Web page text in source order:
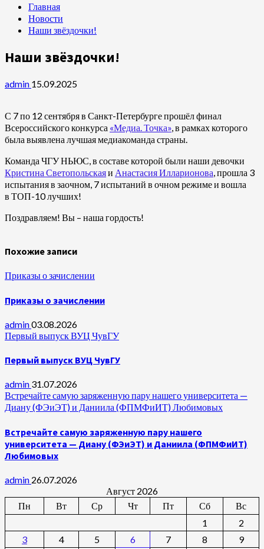
Главная
Новости
Наши звёздочки!
Наши звёздочки!
admin 15.09.2025
С 7 по 12 сентября в Санкт-Петербурге прошёл финал
Всероссийского конкурса «Медиа. Точка», в рамках которого
была выявлена лучшая медиакоманда страны.
Команда ЧГУ НЬЮС, в составе которой были наши девочки
Кристина Светопольскаяи Анастасия Илларионова, прошла 3
испытания в заочном, 7 испытаний в очном режиме и вошла
в ТОП-10 лучших!
Поздравляем! Вы – наша гордость!
Похожие записи
Приказы о зачислении
Приказы о зачислении
admin03.08.2026
Первый выпуск ВУЦ ЧувГУ
Первый выпуск ВУЦ ЧувГУ
admin 31.07.2026
Встречайте самую заряженную пару нашего университета —
Диану (ФЭиЭТ) и Даниила (ФПМФиИТ) Любимовых
Встречайте самую заряженную пару нашего
университета — Диану (ФЭиЭТ) и Даниила (ФПМФиИТ)
Любимовых
admin 26.07.2026
Август 2026
Пн
Вт Ср Чт Пт Сб
Вс
1
2
3
4 5 6 7 8
9